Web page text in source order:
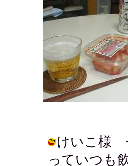
けいこ様
っていつも